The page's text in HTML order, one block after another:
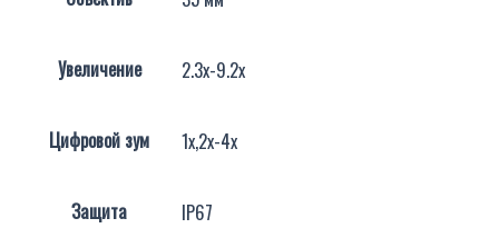
Увеличение 2.3x-9.2x
Цифровой зум 1x,2x-4x
Защита IP67